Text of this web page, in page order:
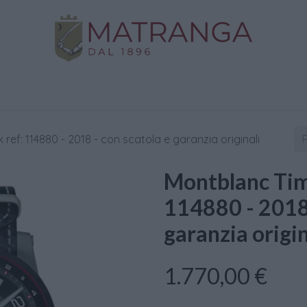
114880 - 2018 - con scatola e garanzia originali
Montblanc
114880 -
garanzia
1.770,00 €